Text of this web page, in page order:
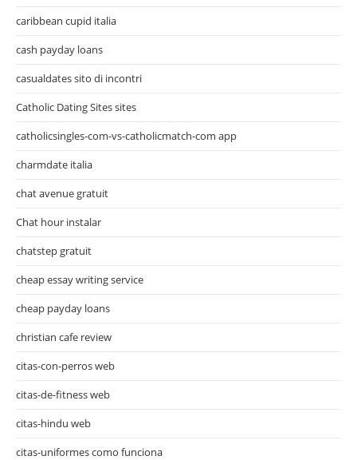
caribbean cupid italia
cash payday loans
casualdates sito di incontri
Catholic Dating Sites sites
catholicsingles-com-vs-catholicmatch-com app
charmdate italia
chat avenue gratuit
Chat hour instalar
chatstep gratuit
cheap essay writing service
cheap payday loans
christian cafe review
citas-con-perros web
citas-de-fitness web
citas-hindu web
citas-uniformes como funciona